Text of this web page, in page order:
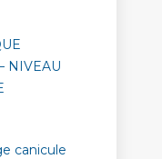
NIVEAU
canicule